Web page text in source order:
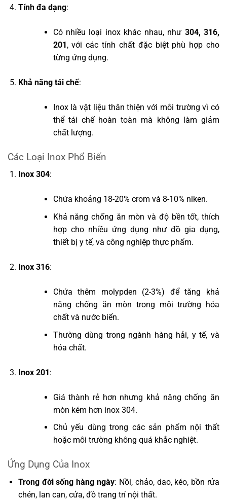
Tính đa dạng:
Có nhiều loại inox khác nhau, như 304, 316,
201, với các tính chất đặc biệt phù hợp cho
từng ứng dụng.
Khả năng tái chế:
Inox là vật liệu thân thiện với môi trường vì có
thể tái chế hoàn toàn mà không làm giảm
chất lượng.
Các Loại Inox Phổ Biến
Inox 304:
Chứa khoảng 18-20% crom và 8-10% niken.
Khả năng chống ăn mòn và độ bền tốt, thích
hợp cho nhiều ứng dụng như đồ gia dụng,
thiết bị y tế, và công nghiệp thực phẩm.
Inox 316:
Chứa thêm molypden (2-3%) để tăng khả
năng chống ăn mòn trong môi trường hóa
chất và nước biển.
Thường dùng trong ngành hàng hải, y tế, và
hóa chất.
Inox 201:
Giá thành rẻ hơn nhưng khả năng chống ăn
mòn kém hơn inox 304.
Chủ yếu dùng trong các sản phẩm nội thất
hoặc môi trường không quá khắc nghiệt.
Ứng Dụng Của Inox
Trong đời sống hàng ngày: Nồi, chảo, dao, kéo, bồn rửa
chén, lan can, cửa, đồ trang trí nội thất.